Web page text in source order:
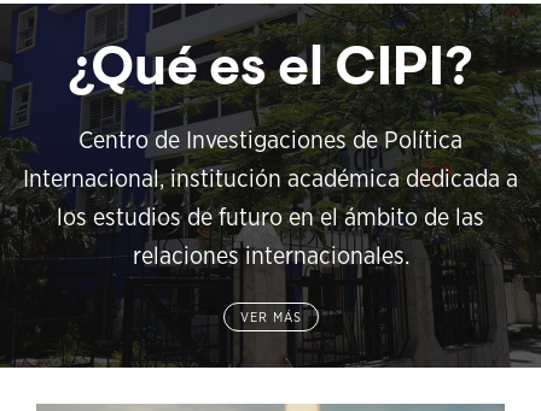
¿Qué es el CIPI?
Centro de Investigaciones de Política
Internacional, institución académica dedicada a
los estudios de futuro en el ámbito de las
relaciones internacionales.
VER MÁS